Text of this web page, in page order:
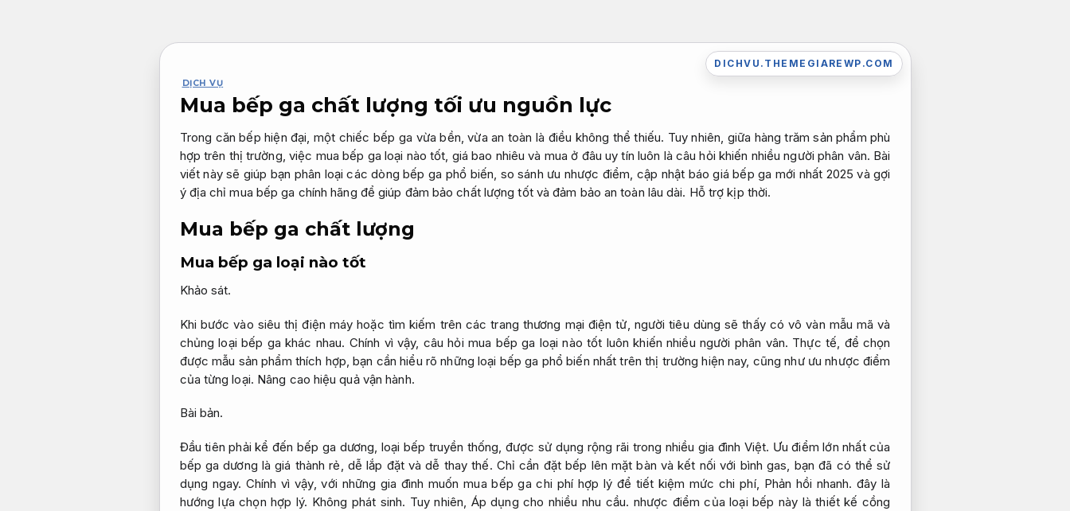
DICHVU.THEMEGIAREWP.COM
DỊCH VỤ
Mua bếp ga chất lượng tối ưu nguồn lực
Trong căn bếp hiện đại, một chiếc bếp ga vừa bền, vừa an toàn là điều không thể thiếu. Tuy nhiên, giữa hàng trăm sản phẩm phù
hợp trên thị trường, việc mua bếp ga loại nào tốt, giá bao nhiêu và mua ở đâu uy tín luôn là câu hỏi khiến nhiều người phân vân. Bài
viết này sẽ giúp bạn phân loại các dòng bếp ga phổ biến, so sánh ưu nhược điểm, cập nhật báo giá bếp ga mới nhất 2025 và gợi
ý địa chỉ mua bếp ga chính hãng để giúp đảm bảo chất lượng tốt và đảm bảo an toàn lâu dài. Hỗ trợ kịp thời.
Mua bếp ga chất lượng
Mua bếp ga loại nào tốt
Khảo sát.
Khi bước vào siêu thị điện máy hoặc tìm kiếm trên các trang thương mại điện tử, người tiêu dùng sẽ thấy có vô vàn mẫu mã và
chủng loại bếp ga khác nhau. Chính vì vậy, câu hỏi mua bếp ga loại nào tốt luôn khiến nhiều người phân vân. Thực tế, để chọn
được mẫu sản phẩm thích hợp, bạn cần hiểu rõ những loại bếp ga phổ biến nhất trên thị trường hiện nay, cũng như ưu nhược điểm
của từng loại. Nâng cao hiệu quả vận hành.
Bài bản.
Đầu tiên phải kể đến bếp ga dương, loại bếp truyền thống, được sử dụng rộng rãi trong nhiều gia đình Việt. Ưu điểm lớn nhất của
bếp ga dương là giá thành rẻ, dễ lắp đặt và dễ thay thế. Chỉ cần đặt bếp lên mặt bàn và kết nối với bình gas, bạn đã có thể sử
dụng ngay. Chính vì vậy, với những gia đình muốn mua bếp ga chi phí hợp lý để tiết kiệm mức chi phí, Phản hồi nhanh. đây là
hướng lựa chọn hợp lý. Không phát sinh. Tuy nhiên, Áp dụng cho nhiều nhu cầu. nhược điểm của loại bếp này là thiết kế cồng